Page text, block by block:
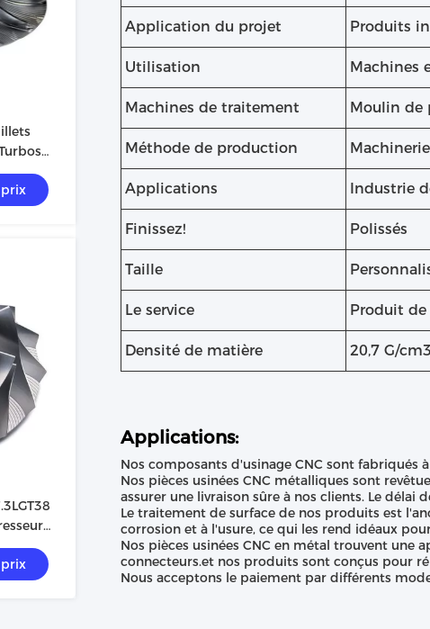
Application du projet Produits
Utilisation Machines
Machines de traitement Moulin de
Méthode de production
Applications Industrie
Finissez! Polissés
Taille
Le service Produit
Densité de matière 20,7 G/cm3
Applications:
Nos composants d'usinage CNC sont fabriqués
Nos pièces usinées CNC métalliques sont
assurer une livraison sûre à nos clients. Le délai
Le traitement de surface de nos produits est
corrosion et à l'usure, ce qui les rend idéaux
Nos pièces usinées CNC en métal trouvent
connecteurs.et nos produits sont conçus pour
Nous acceptons le paiement par différents